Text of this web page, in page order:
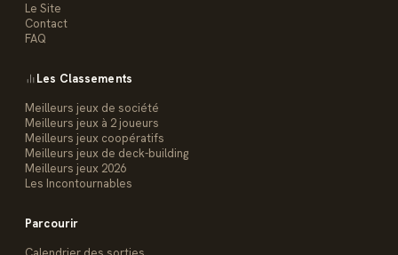
Le Site
Contact
FAQ
Les Classements
Meilleurs jeux de société
Meilleurs jeux à 2 joueurs
Meilleurs jeux coopératifs
Meilleurs jeux de deck-building
Meilleurs jeux 2026
Les Incontournables
Parcourir